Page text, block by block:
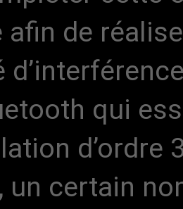
afin de
qui
d’ordre
un certain